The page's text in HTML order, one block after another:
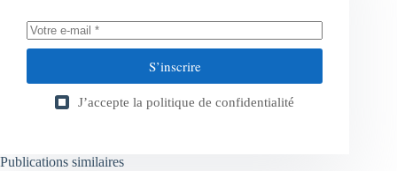
S’inscrire
J’accepte la politique de confidentialité
Publications similaires